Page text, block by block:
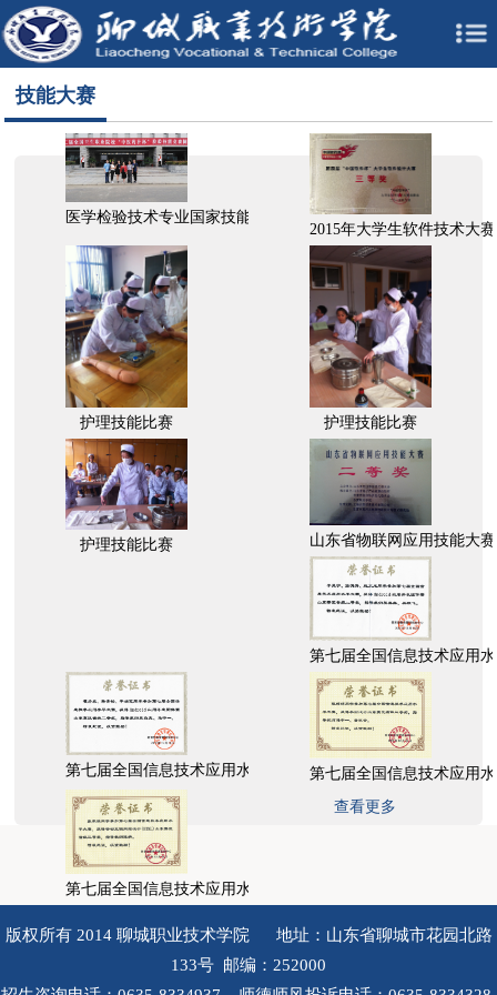
技能大赛
医学检验技术专业国家技能大赛获奖
2015年大学生软件技术大
护理技能比赛 护理技能比赛
护理技能比赛 山东省物联网应用技能大
第七届全国信息技术应用
第七届全国信息技术应用水平大赛团体赛省级二等奖
第七届全国信息技术应用
第七届全国信息技术应用水平大赛省级三等奖
查看更多
版权所有 2014 聊城职业技术学院 地址：山东省聊城市花园北路
133号 邮编：252000